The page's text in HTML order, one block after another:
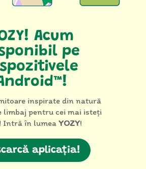
Acum
pe
inspirate din natură
limbaj pentru cei mai isteți
Intră în lumea YOZY!
aplicația!